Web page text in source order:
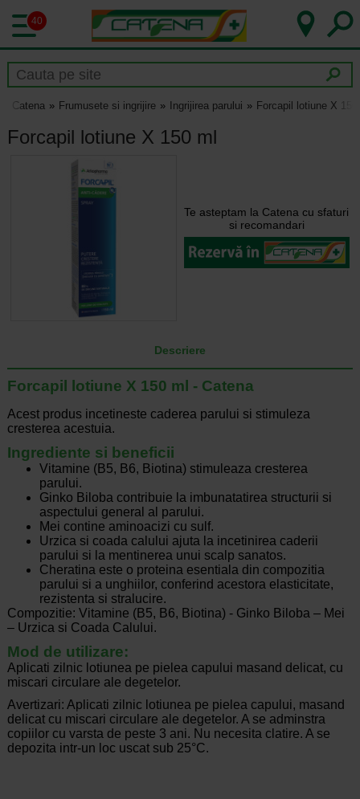
40
Catena Frumusete si ingrijire Ingrijirea parului Forcapil lotiune X
Forcapil lotiune X 150 ml
Te asteptam la Catena cu sfaturi
si recomandari
Descriere
Forcapil lotiune X 150 ml - Catena
Acest produs incetineste caderea parului si stimuleza
cresterea acestuia.
Ingrediente si beneficii
Vitamine (B5, B6, Biotina) stimuleaza cresterea
parului.
Ginko Biloba contribuie la imbunatatirea structurii si
aspectului general al parului.
Mei contine aminoacizi cu sulf.
Urzica si coada calului ajuta la incetinirea caderii
parului si la mentinerea unui scalp sanatos.
Cheratina este o proteina esentiala din compozitia
parului si a unghiilor, conferind acestora elasticitate,
rezistenta si stralucire.
Compozitie: Vitamine (B5, B6, Biotina) - Ginko Biloba – Mei
– Urzica si Coada Calului.
Mod de utilizare:
Aplicati zilnic lotiunea pe pielea capului masand delicat, cu
miscari circulare ale degetelor.
Avertizari: Aplicati zilnic lotiunea pe pielea capului, masand
delicat cu miscari circulare ale degetelor. A se adminstra
copiilor cu varsta de peste 3 ani. Nu necesita clatire. A se
depozita intr-un loc uscat sub 25°C.